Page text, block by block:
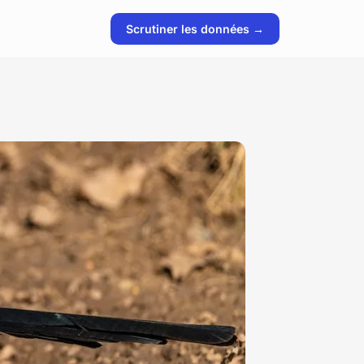
Scrutiner les données →